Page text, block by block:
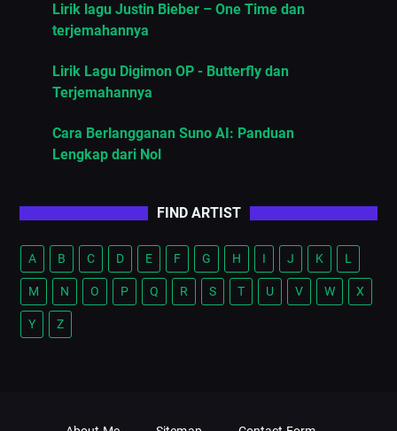
Lirik lagu Justin Bieber – One Time dan
terjemahannya
Lirik Lagu Digimon OP - Butterfly dan
Terjemahannya
Cara Berlangganan Suno AI: Panduan
Lengkap dari Nol
FIND ARTIST
A B C D E F G H I J K L
M N O P Q R S T U V W X
Y Z